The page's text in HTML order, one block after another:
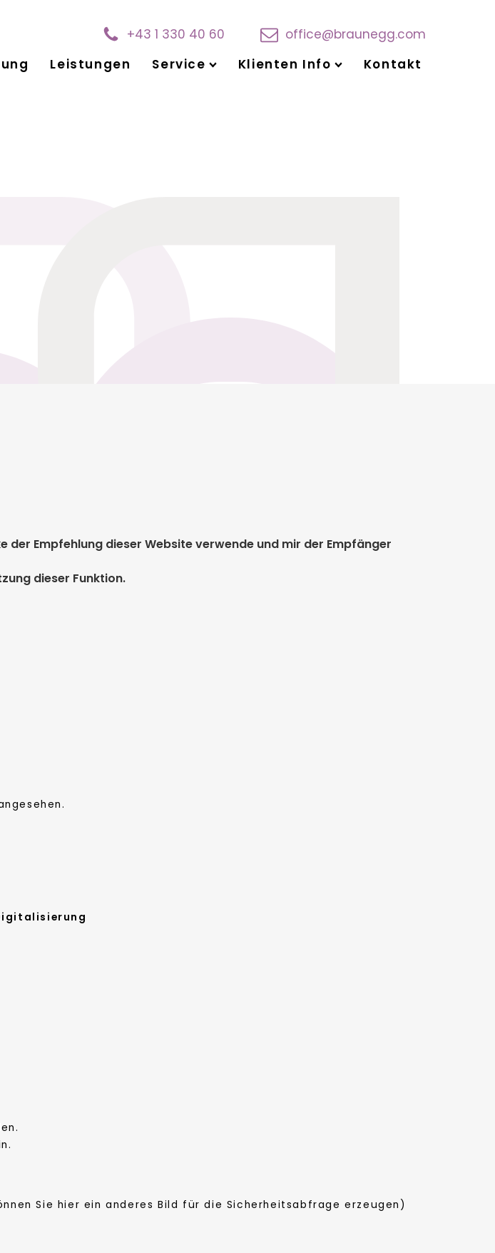
+43 1 330 40 60
office@braunegg.com
Leistungen Service Klienten Info Kontakt
Empfehlung dieser Website verwende und mir der Empfänger
dieser Funktion.
Sie hier ein anderes Bild für die Sicherheitsabfrage erzeugen)